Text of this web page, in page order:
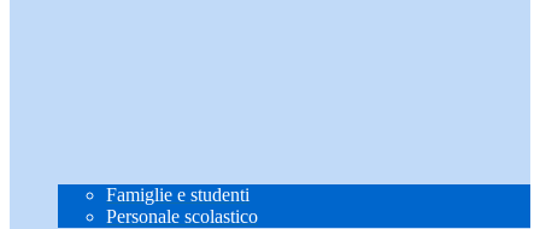
Famiglie e studenti
Personale scolastico